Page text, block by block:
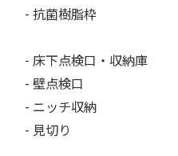
- 抗菌樹脂枠
- 床下点検口・収納庫
- 壁点検口
- ニッチ収納
- 見切り